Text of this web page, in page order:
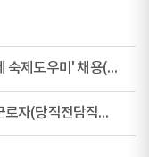
우리동네키움센터 '우리동네 숙제도우미' 채용(재공고) 서류전형 합격자 공고
서울특별시 중구청 기간제근로자(당직전담직원) 채용 공고